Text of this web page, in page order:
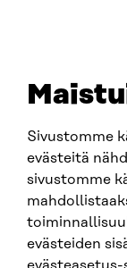
Sivustomme
evästeitä
sivustomme
evästeiden
SITRA PÅ SOCIALA
LinkedIn
Instagram
YouTube